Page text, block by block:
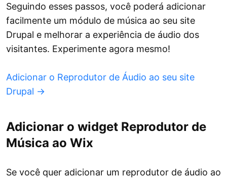
Seguindo esses passos, você poderá adicionar
facilmente um módulo de música ao seu site
Drupal e melhorar a experiência de áudio dos
visitantes. Experimente agora mesmo!
Adicionar o Reprodutor de Áudio ao seu site
Drupal →
Adicionar o widget Reprodutor de
Música ao Wix
Se você quer adicionar um reprodutor de áudio ao